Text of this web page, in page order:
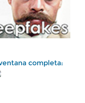
completa: